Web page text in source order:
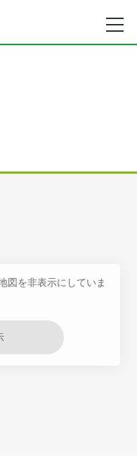
図を非表示にしていま